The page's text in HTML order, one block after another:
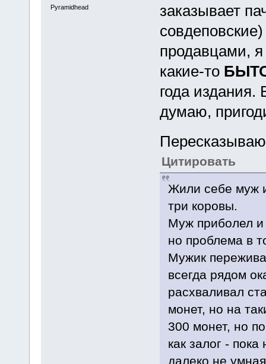
Pyramidhead
заказывает
продавцами,
какие-то
года издания.
думаю,
Цитировать
Жили себе муж
три коровы.
Муж приболел и
но проблема в
Мужик
всегда рядом
расхваливал
монет, но на
300 монет, но
как залог -
далеко не